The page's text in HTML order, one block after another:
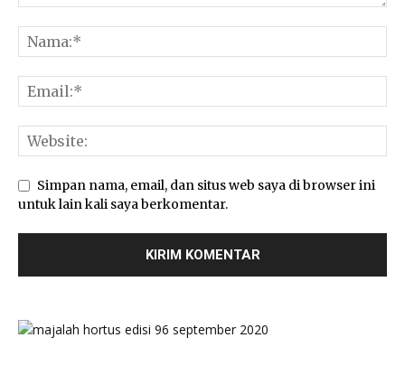
Simpan nama, email, dan situs web saya di browser ini
untuk lain kali saya berkomentar.